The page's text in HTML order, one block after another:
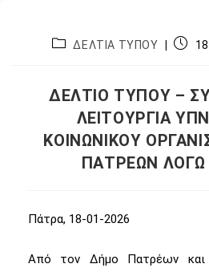
ΔΕΛΤΙΑ ΤΥΠΟΥ
ΔΕΛΤΙΟ ΤΥΠΟΥ –
ΛΕΙΤΟΥΡΓΙΑ
ΚΟΙΝΩΝΙΚΟΥ
ΠΑΤΡΕΩΝ
Πάτρα, 18-01-2026
Από τον Δήμο Πατρέων και